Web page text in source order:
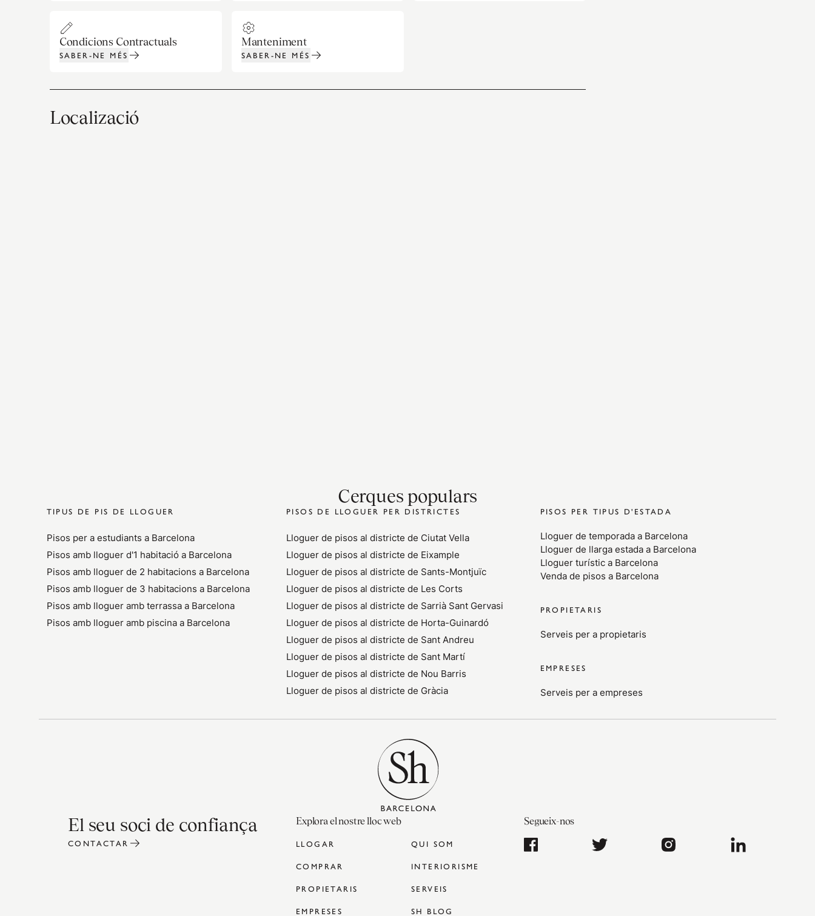
Condicions Contractuals
SABER-NE MÉS
Manteniment
SABER-NE MÉS
Localizació
Cerques populars
TIPUS DE PIS DE LLOGUER
Pisos per a estudiants a Barcelona
Pisos amb lloguer d'1 habitació a Barcelona
Pisos amb lloguer de 2 habitacions a Barcelona
Pisos amb lloguer de 3 habitacions a Barcelona
Pisos amb lloguer amb terrassa a Barcelona
Pisos amb lloguer amb piscina a Barcelona
PISOS DE LLOGUER PER DISTRICTES
Lloguer de pisos al districte de Ciutat Vella
Lloguer de pisos al districte de Eixample
Lloguer de pisos al districte de Sants-Montjuïc
Lloguer de pisos al districte de Les Corts
Lloguer de pisos al districte de Sarrià Sant Gervasi
Lloguer de pisos al districte de Horta-Guinardó
Lloguer de pisos al districte de Sant Andreu
Lloguer de pisos al districte de Sant Martí
Lloguer de pisos al districte de Nou Barris
Lloguer de pisos al districte de Gràcia
PISOS PER TIPUS D'ESTADA
Lloguer de temporada a Barcelona
Lloguer de llarga estada a Barcelona
Lloguer turístic a Barcelona
Venda de pisos a Barcelona
PROPIETARIS
Serveis per a propietaris
EMPRESES
Serveis per a empreses
El seu soci de confiança
CONTACTAR
Explora el nostre lloc web
LLOGAR
QUI SOM
COMPRAR
INTERIORISME
PROPIETARIS
SERVEIS
EMPRESES
SH BLOG
Segueix-nos